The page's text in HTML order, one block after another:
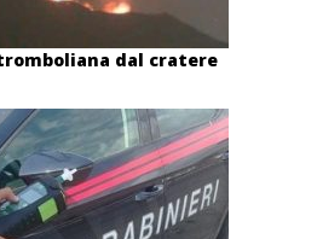
dal cratere